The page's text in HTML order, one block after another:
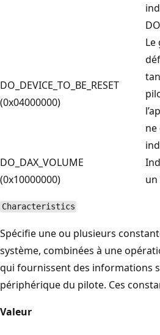
DO_DEVICE_TO_BE_RESET
(0x04000000)
Le
ne
DO_DAX_VOLUME
(0x10000000)
un
Characteristics
Spécifie une ou plusieurs
système, combinées à une
qui fournissent des informations
périphérique du pilote. Ces
Valeur